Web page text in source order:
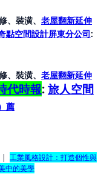
、裝潢、 老屋翻新延伸
點空間設計屏東分公司:
、裝潢、 老屋翻新延伸
代時報: 旅人空間
薦
| 工業風格設計：打造個性與
中的美學